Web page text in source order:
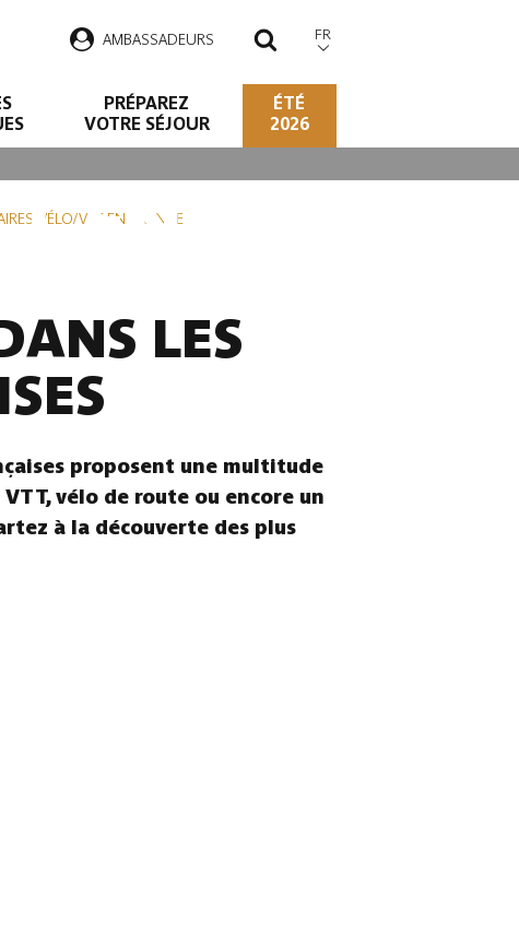
AMBASSADEURS RECHERCHER
FR
PRÉPAREZ
VOTRE SÉJOUR
ÉTÉ
2026
EN FRANCE
VÉLO/VTT EN FRANCE
LES
proposent une multitude
vélo de route ou encore un
à la découverte des plus